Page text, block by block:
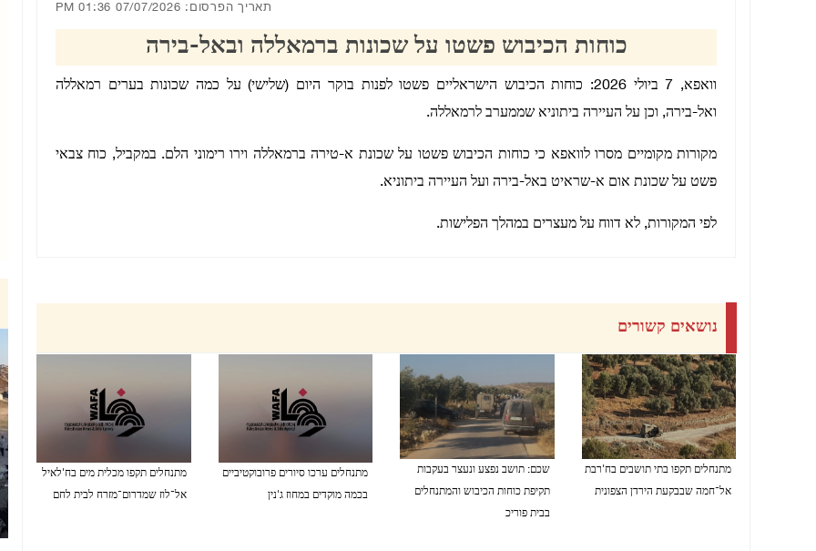
תאריך הפרסום: 07/07/2026 01:36 PM
כוחות הכיבוש פשטו על שכונות ברמאללה ובאל-בירה
וואפא, 7 ביולי 2026: כוחות הכיבוש הישראליים פשטו לפנות בוקר היום (שלישי) על כמה שכונות בערים רמאללה
ואל-בירה, וכן על העיירה ביתוניא שממערב לרמאללה.
מקורות מקומיים מסרו לוואפא כי כוחות הכיבוש פשטו על שכונת א-טירה ברמאללה וירו רימוני הלם. במקביל, כוח צבאי
פשט על שכונת אום א-שראיט באל-בירה ועל העיירה ביתוניא.
לפי המקורות, לא דווח על מעצרים במהלך הפלישות.
נושאים קשורים
מתנחלים תקפו בתי תושבים בח'רבת
אל־חמה שבבקעת הירדן הצפונית
שכם: תושב נפצע ונעצר בעקבות
תקיפת כוחות הכיבוש והמתנחלים
בבית פוריכ
מתנחלים ערכו סיורים פרובוקטיביים
בכמה מוקדים במחוז ג'נין
מתנחלים תקפו מכלית מים בח'לאיל
אל־לוז שמדרום־מזרח לבית לחם